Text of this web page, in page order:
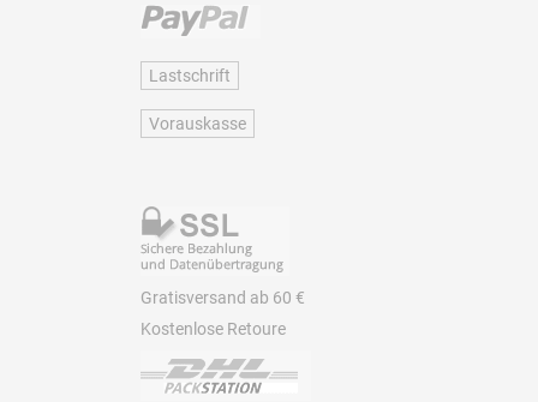
Lastschrift
Vorauskasse
Gratisversand ab 60 €
Kostenlose Retoure